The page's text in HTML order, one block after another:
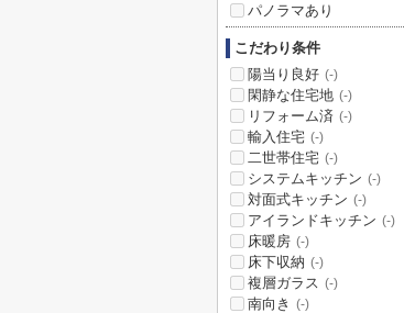
パノラマあり
こだわり条件
陽当り良好 (-)
閑静な住宅地 (-)
リフォーム済 (-)
輸入住宅 (-)
二世帯住宅 (-)
システムキッチン (-)
対面式キッチン (-)
アイランドキッチン (-)
床暖房 (-)
床下収納 (-)
複層ガラス (-)
南向き (-)